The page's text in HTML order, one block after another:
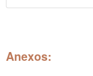
Anexos: